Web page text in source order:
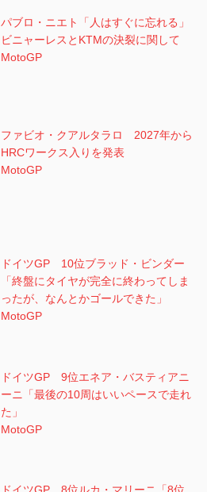
パブロ・ニエト「人はすぐに忘れる」
ビニャーレスとKTMの決裂に関して
MotoGP
ファビオ・クアルタラロ 2027年から
HRCワークス入りを発表
MotoGP
ドイツGP 10位ブラッド・ビンダー
「終盤にタイヤが完全に終わってしま
ったが、なんとかゴールできた」
MotoGP
ドイツGP 9位エネア・バスティアニ
ーニ「最後の10周はいいペースで走れ
た」
MotoGP